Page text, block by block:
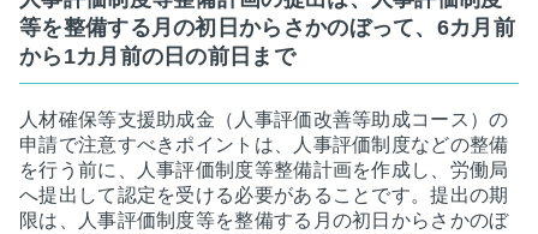
等を整備する月の初日からさかのぼって、6カ月前
から1カ月前の日の前日まで
人材確保等支援助成金（人事評価改善等助成コース）の
申請で注意すべきポイントは、人事評価制度などの整備
を行う前に、人事評価制度等整備計画を作成し、労働局
へ提出して認定を受ける必要があることです。提出の期
限は、人事評価制度等を整備する月の初日からさかのぼ